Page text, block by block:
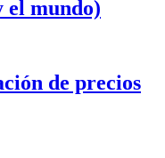
el mundo)
de precios